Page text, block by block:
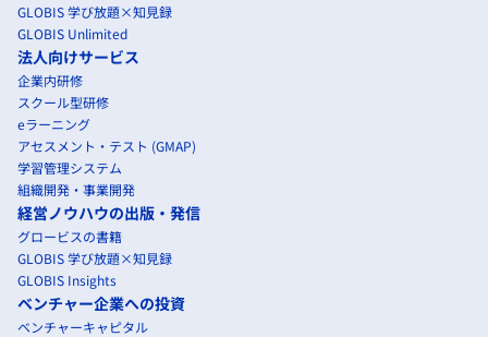
GLOBIS 学び放題×知見録
GLOBIS Unlimited
法人向けサービス
企業内研修
スクール型研修
eラーニング
アセスメント・テスト (GMAP)
学習管理システム
組織開発・事業開発
経営ノウハウの出版・発信
グロービスの書籍
GLOBIS 学び放題×知見録
GLOBIS Insights
ベンチャー企業への投資
ベンチャーキャピタル